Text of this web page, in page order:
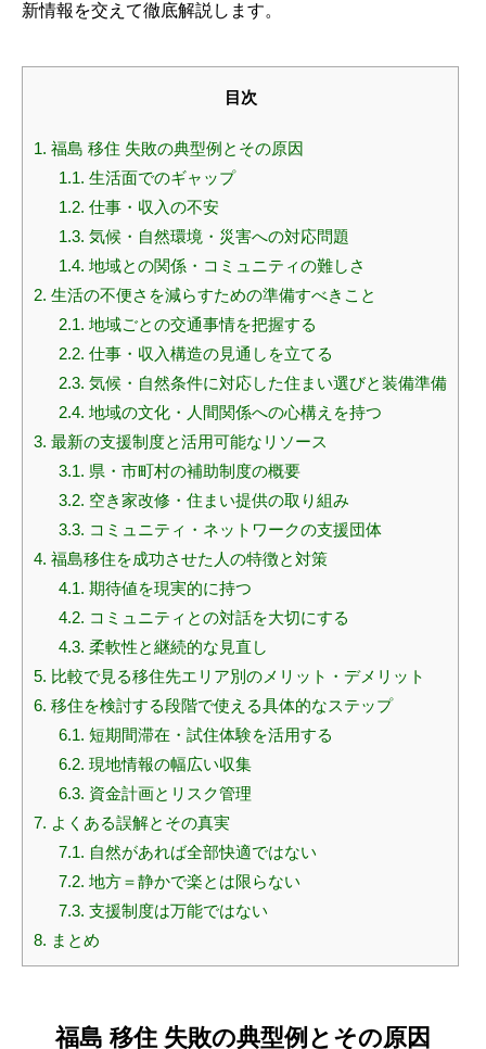
新情報を交えて徹底解説します。
目次
1. 福島 移住 失敗の典型例とその原因
1.1. 生活面でのギャップ
1.2. 仕事・収入の不安
1.3. 気候・自然環境・災害への対応問題
1.4. 地域との関係・コミュニティの難しさ
2. 生活の不便さを減らすための準備すべきこと
2.1. 地域ごとの交通事情を把握する
2.2. 仕事・収入構造の見通しを立てる
2.3. 気候・自然条件に対応した住まい選びと装備準備
2.4. 地域の文化・人間関係への心構えを持つ
3. 最新の支援制度と活用可能なリソース
3.1. 県・市町村の補助制度の概要
3.2. 空き家改修・住まい提供の取り組み
3.3. コミュニティ・ネットワークの支援団体
4. 福島移住を成功させた人の特徴と対策
4.1. 期待値を現実的に持つ
4.2. コミュニティとの対話を大切にする
4.3. 柔軟性と継続的な見直し
5. 比較で見る移住先エリア別のメリット・デメリット
6. 移住を検討する段階で使える具体的なステップ
6.1. 短期間滞在・試住体験を活用する
6.2. 現地情報の幅広い収集
6.3. 資金計画とリスク管理
7. よくある誤解とその真実
7.1. 自然があれば全部快適ではない
7.2. 地方＝静かで楽とは限らない
7.3. 支援制度は万能ではない
8. まとめ
福島 移住 失敗の典型例とその原因